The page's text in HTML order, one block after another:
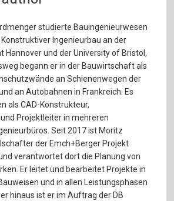
studierte Bauingenieurwesen
Ingenieurbau an der
Hannover und der University of Bristol,
begann er in der Bauwirtschaft als
an Schienenwegen der
an Autobahnen in Frankreich. Es
als CAD-Konstrukteur,
Projektleiter in mehreren
Seit 2017 ist Moritz
der Emch+Berger Projekt
verantwortet dort die Planung von
Er leitet und bearbeitet Projekte in
und in allen Leistungsphasen
hinaus ist er im Auftrag der DB